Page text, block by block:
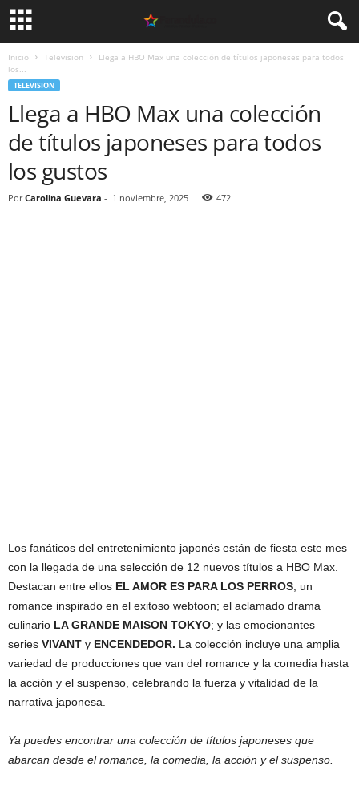
Inicio Television
Llega a HBO Max una colección de títulos japoneses para todos
los...
TELEVISION
Llega a HBO Max una colección
de títulos japoneses para todos
los gustos
Por Carolina Guevara - 1 noviembre, 2025 472
Los fanáticos del entretenimiento japonés están de fiesta este mes
con la llegada de una selección de 12 nuevos títulos a HBO Max.
Destacan entre ellos EL AMOR ES PARA LOS PERROS, un
romance inspirado en el exitoso webtoon; el aclamado drama
culinario LA GRANDE MAISON TOKYO; y las emocionantes
series VIVANT y ENCENDEDOR. La colección incluye una amplia
variedad de producciones que van del romance y la comedia hasta
la acción y el suspenso, celebrando la fuerza y vitalidad de la
narrativa japonesa.
Ya puedes encontrar una colección de títulos japoneses que
abarcan desde el romance, la comedia, la acción y el suspenso.